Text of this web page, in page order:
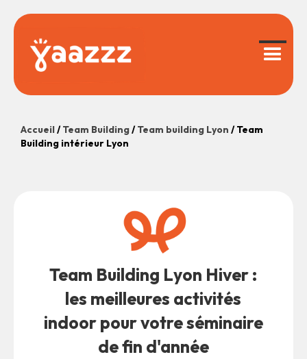
Accueil/Team Building/Team building Lyon / Team
Building intérieur Lyon
Team Building Lyon Hiver :
les meilleures activités
indoor pour votre séminaire
de fin d'année